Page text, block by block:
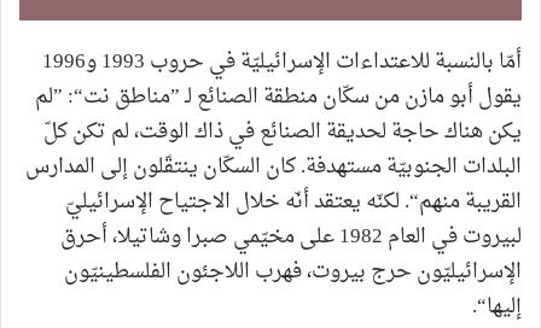
أمّا بالنسبة للاعتداءات الإسرائيليّة في حروب 1993 و1996
يقول أبو مازن من سكّان منطقة الصنائع لـ ”مناطق نت“: ”لم
يكن هناك حاجة لحديقة الصنائع في ذاك الوقت، لم تكن كلّ
البلدات الجنوبيّة مستهدفة. كان السكّان ينتقّلون إلى المدارس
القريبة منهم“. لكنّه يعتقد أنّه خلال الاجتياح الإسرائيليّ
لبيروت في العام 1982 على مخيّمي صبرا وشاتيلا، أحرق
الإسرائيليّون حرج بيروت، فهرب اللاجئون الفلسطينيّون
إليها“.